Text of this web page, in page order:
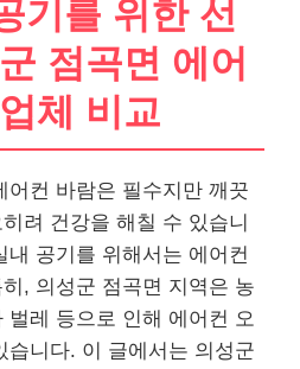
기를 위한 선
점곡면 에어
체 비교
어컨 바람은 필수지만 깨끗
려 건강을 해칠 수 있습니
공기를 위해서는 에어컨
, 의성군 점곡면 지역은 농
벌레 등으로 인해 에어컨 오
습니다. 이 글에서는 의성군